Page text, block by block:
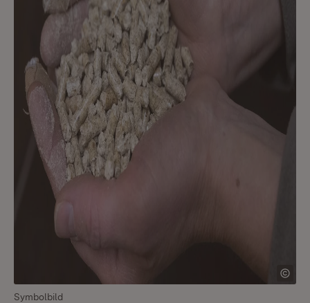
Symbolbild